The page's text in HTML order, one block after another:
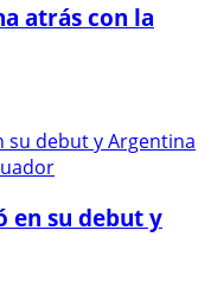
atrás con la
en su debut y